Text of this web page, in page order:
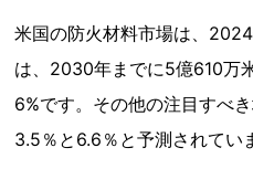
米国の防火材料市場は、
は、2030年までに5億610万
6%です。その他の注目すべ
3.5％と6.6％と予測されてい